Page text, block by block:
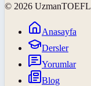
© 2026 UzmanTOEFL
Anasayfa
Dersler
Yorumlar
Blog